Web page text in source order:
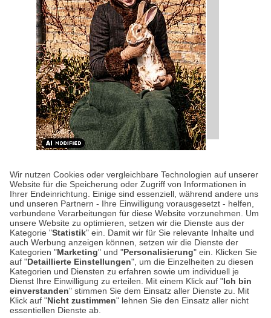
Wir nutzen Cookies oder vergleichbare Technologien auf unserer
Website für die Speicherung oder Zugriff von Informationen in
Ihrer Endeinrichtung. Einige sind essenziell, während andere uns
und unseren Partnern - Ihre Einwilligung vorausgesetzt - helfen,
verbundene Verarbeitungen für diese Website vorzunehmen. Um
unsere Website zu optimieren, setzen wir die Dienste aus der
Kategorie "Statistik" ein. Damit wir für Sie relevante Inhalte und
auch Werbung anzeigen können, setzen wir die Dienste der
Kategorien "Marketing" und "Personalisierung" ein. Klicken Sie
auf "Detaillierte Einstellungen", um die Einzelheiten zu diesen
Kategorien und Diensten zu erfahren sowie um individuell je
Dienst Ihre Einwilligung zu erteilen. Mit einem Klick auf "Ich bin
einverstanden" stimmen Sie dem Einsatz aller Dienste zu. Mit
Klick auf "Nicht zustimmen" lehnen Sie den Einsatz aller nicht
essentiellen Dienste ab.
ARNOLD
Happy Birthday, Beatrix
Potter!
Wer kennt sie nicht, die Geschichten von
Peter Hase und Jemima Pratschel-Watschel?
Heute vor 160 Jahren wurde ihre großartige
Erfinderin Beatrix…
Weiterlesen